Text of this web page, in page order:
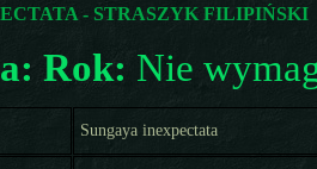
- STRASZYK FILIPIŃSKI
Rok: Nie
Sungaya inexpectata